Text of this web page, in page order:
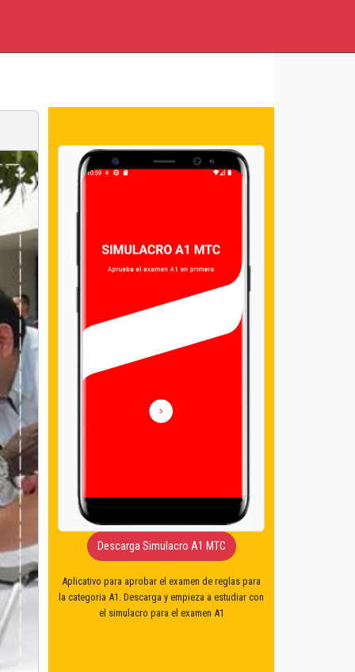
Descarga Simulacro A1 MTC
Aplicativo para aprobar el examen de reglas para
la categoria A1. Descarga y empieza a estudiar con
el simulacro para el examen A1